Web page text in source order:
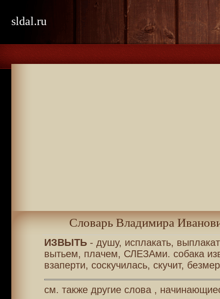
sldal.ru
Словарь Владимира
ИЗВЫТЬ- душу, исплакать,
вытьем, плачем, СЛЕЗАми. собака
взаперти, соскучилась, скучит,
см. также другие слова ,